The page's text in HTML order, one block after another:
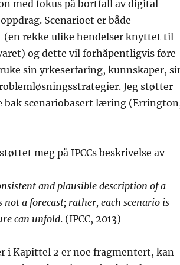
med fokus på bortfall av digital
Scenarioet er både
rekke ulike hendelser knyttet til
og dette vil forhåpentligvis føre
sin yrkeserfaring, kunnskaper,
Jeg støtter
bak scenariobasert læring
meg på IPCCs beskrivelse av
and plausible description of a
a forecast; rather, each scenario is
can unfold. (IPCC, 2013)
i Kapittel 2 er noe fragmentert, kan